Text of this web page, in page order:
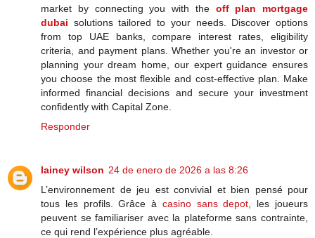
market by connecting you with the off plan mortgage
dubai solutions tailored to your needs. Discover options
from top UAE banks, compare interest rates, eligibility
criteria, and payment plans. Whether you're an investor or
planning your dream home, our expert guidance ensures
you choose the most flexible and cost-effective plan. Make
informed financial decisions and secure your investment
confidently with Capital Zone.
Responder
lainey wilson 24 de enero de 2026 a las 8:26
L’environnement de jeu est convivial et bien pensé pour
tous les profils. Grâce à casino sans depot , les joueurs
peuvent se familiariser avec la plateforme sans contrainte,
ce qui rend l’expérience plus agréable.